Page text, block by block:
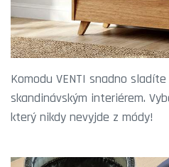
Komodu VENTI snadno
skandinávským interiérem.
který nikdy nevyjde z módy!